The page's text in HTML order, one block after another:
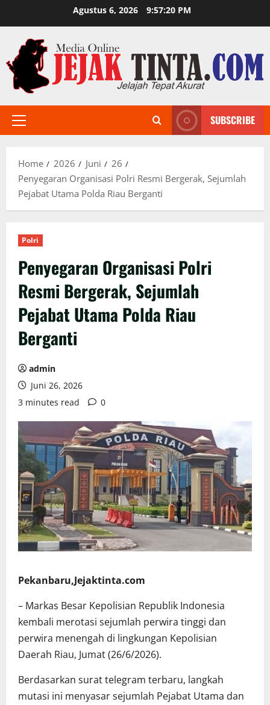
to
content
Agustus 6, 2026 9:57:21 PM
Primary
SUBSCRIBE
Home 2026 Juni
26
Penyegaran Organisasi Polri Resmi Bergerak, Sejumlah
Pejabat Utama Polda Riau Berganti
Polri
Penyegaran Organisasi Polri
Resmi Bergerak, Sejumlah
Pejabat Utama Polda Riau
Berganti
admin
Juni 26, 2026
3 minutes read
0
Pekanbaru,Jejaktinta.com
– Markas Besar Kepolisian Republik Indonesia
kembali merotasi sejumlah perwira tinggi dan
perwira menengah di lingkungan Kepolisian
Daerah Riau, Jumat (26/6/2026).
Berdasarkan surat telegram terbaru, langkah
mutasi ini menyasar sejumlah Pejabat Utama dan